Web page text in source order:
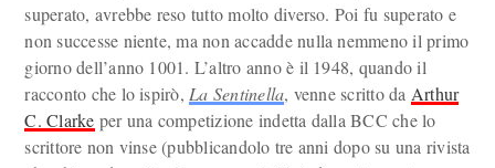
superato, avrebbe reso tutto molto diverso. Poi fu superato e
non successe niente, ma non accadde nulla nemmeno il primo
giorno dell’anno 1001. L’altro anno è il 1948, quando il
racconto che lo ispirò, La Sentinella, venne scritto da Arthur
C. Clarke per una competizione indetta dalla BCC che lo
scrittore non vinse (pubblicandolo tre anni dopo su una rivista